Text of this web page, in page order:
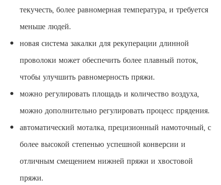
текучесть, более равномерная температура, и требуется
меньше людей.
новая система закалки для рекуперации длинной
проволоки может обеспечить более плавный поток,
чтобы улучшить равномерность пряжи.
можно регулировать площадь и количество воздуха,
можно дополнительно регулировать процесс прядения.
автоматический моталка, прецизионный намоточный, с
более высокой степенью успешной конверсии и
отличным смещением нижней пряжи и хвостовой
пряжи.